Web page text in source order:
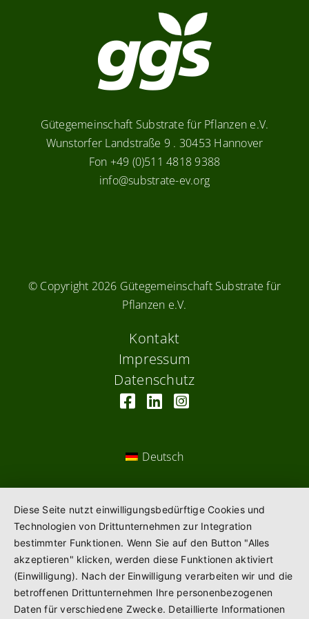
Gütegemeinschaft Substrate für Pflanzen e.V.
Wunstorfer Landstraße 9 . 30453 Hannover
Fon +49 (0)511 4818 9388
info@substrate-ev.org
© Copyright 2026 Gütegemeinschaft Substrate für
Pflanzen e.V.
Kontakt
Impressum
Datenschutz
Deutsch
Diese Seite nutzt einwilligungsbedürftige Cookies und
Technologien von Drittunternehmen zur Integration
bestimmter Funktionen. Wenn Sie auf den Button "Alles
akzeptieren" klicken, werden diese Funktionen aktiviert
(Einwilligung). Nach der Einwilligung verarbeiten wir und die
betroffenen Drittunternehmen Ihre personenbezogenen
Daten für verschiedene Zwecke. Detaillierte Informationen